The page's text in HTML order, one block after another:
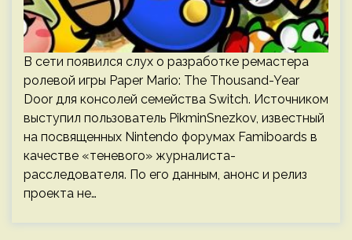
В сети появился слух о разработке ремастера
ролевой игры Paper Mario: The Thousand-Year
Door для консолей семейства Switch. Источником
выступил пользователь PikminSnezkov, известный
на посвященных Nintendo форумах Famiboards в
качестве «теневого» журналиста-
расследователя. По его данным, анонс и релиз
проекта не…